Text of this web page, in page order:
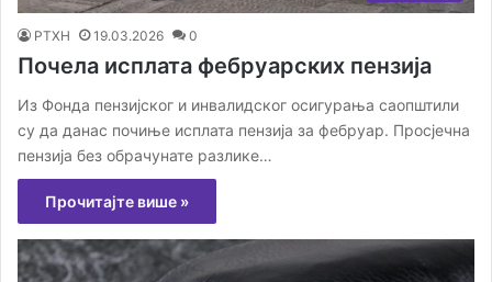
РТХН 19.03.2026 0
Почела исплата фебруарских пензија
Из Фонда пензијског и инвалидског осигурања саопштили
су да данас почиње исплата пензија за фебруар. Просјечна
пензија без обрачунате разлике…
Прочитајте више »